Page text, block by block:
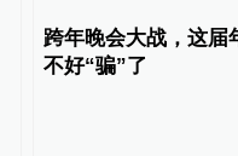
跨年晚会大战，这届
不好“骗”了